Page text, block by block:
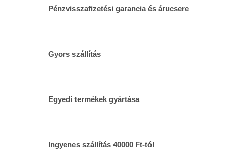
Pénzvisszafizetési garancia és árucsere
Gyors szállítás
Egyedi termékek gyártása
Ingyenes szállítás 40000 Ft-tól